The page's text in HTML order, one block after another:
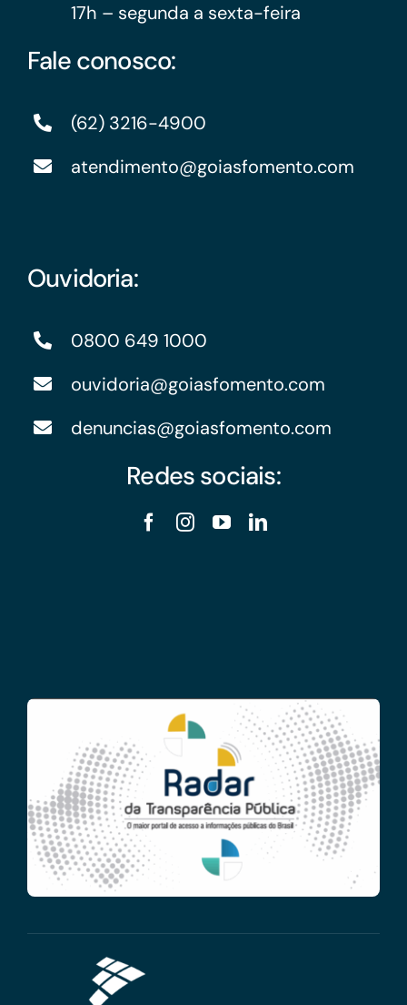
17h – segunda a sexta-feira
Fale conosco:
(62) 3216-4900
atendimento@goiasfomento.com
Ouvidoria:
0800 649 1000
ouvidoria@goiasfomento.com
denuncias@goiasfomento.com
Redes sociais: